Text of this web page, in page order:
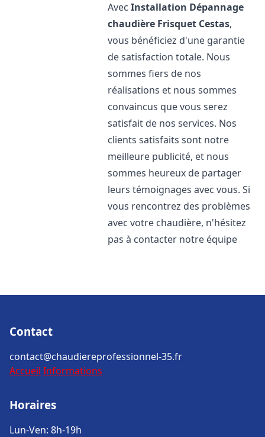
AvecInstallation Dépannage
chaudière Frisquet Cestas,
vous bénéficiez d'une garantie
de satisfaction totale. Nous
sommes fiers de nos
réalisations et nous sommes
convaincus que vous serez
satisfait de nos services. Nos
clients satisfaits sont notre
meilleure publicité, et nous
sommes heureux de partager
leurs témoignages avec vous. Si
vous rencontrez des problèmes
avec votre chaudière, n'hésitez
pas à contacter notre équipe
Contact
contact@chaudiereprofessionnel-35.fr
Accueil Informations
Horaires
Lun-Ven: 8h-19h